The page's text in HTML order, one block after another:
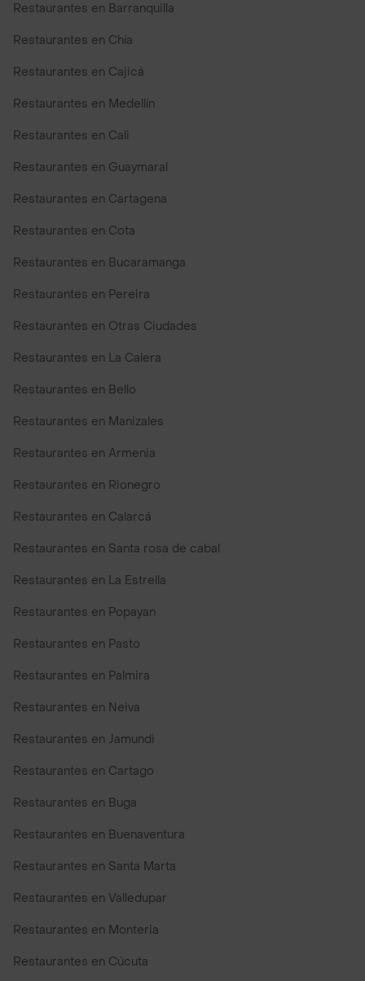
Restaurantes en Barranquilla
Restaurantes en Chía
Restaurantes en Cajicá
Restaurantes en Medellín
Restaurantes en Cali
Restaurantes en Guaymaral
Restaurantes en Cartagena
Restaurantes en Cota
Restaurantes en Bucaramanga
Restaurantes en Pereira
Restaurantes en Otras Ciudades
Restaurantes en La Calera
Restaurantes en Bello
Restaurantes en Manizales
Restaurantes en Armenia
Restaurantes en Rionegro
Restaurantes en Calarcá
Restaurantes en Santa rosa de cabal
Restaurantes en La Estrella
Restaurantes en Popayan
Restaurantes en Pasto
Restaurantes en Palmira
Restaurantes en Neiva
Restaurantes en Jamundi
Restaurantes en Cartago
Restaurantes en Buga
Restaurantes en Buenaventura
Restaurantes en Santa Marta
Restaurantes en Valledupar
Restaurantes en Monteria
Restaurantes en Cúcuta